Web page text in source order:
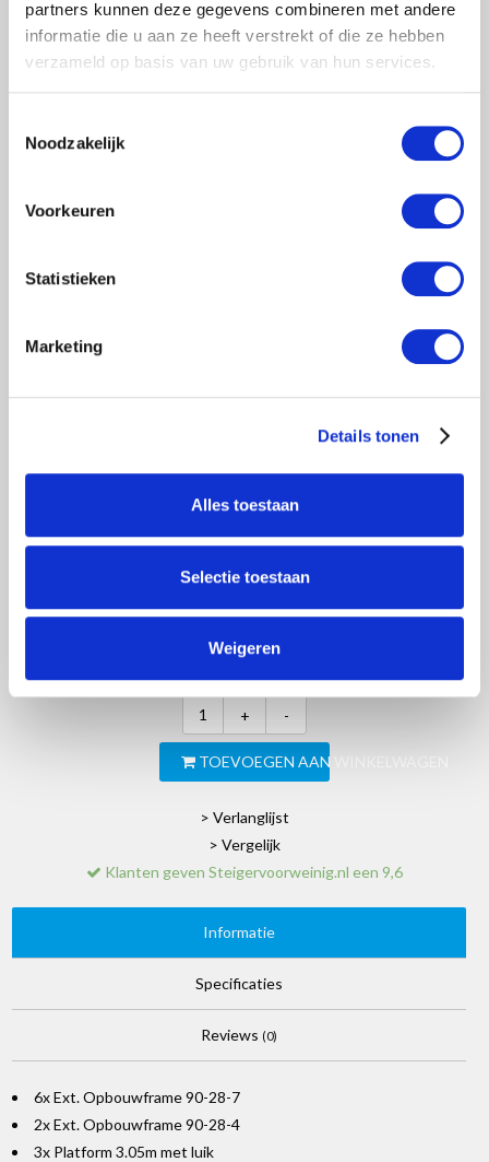
partners kunnen deze gegevens combineren met andere
informatie die u aan ze heeft verstrekt of die ze hebben
verzameld op basis van uw gebruik van hun services.
Noodzakelijk
Voorkeuren
Statistieken
Marketing
Details tonen
Alles toestaan
Selectie toestaan
Weigeren
100222
EAN:
8720039040328
Euroscaffold
+ -
TOEVOEGEN AAN WINKELWAGEN
> Verlanglijst
> Vergelijk
Klanten geven Steigervoorweinig.nl een 9,6
Informatie
Specificaties
Reviews (0)
6x Ext. Opbouwframe 90-28-7
2x Ext. Opbouwframe 90-28-4
3x Platform 3.05m met luik